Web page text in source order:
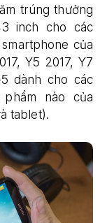
trúng thưởng
inch cho các
của
Y5 2017, Y7
dành cho các
nào của
tablet).